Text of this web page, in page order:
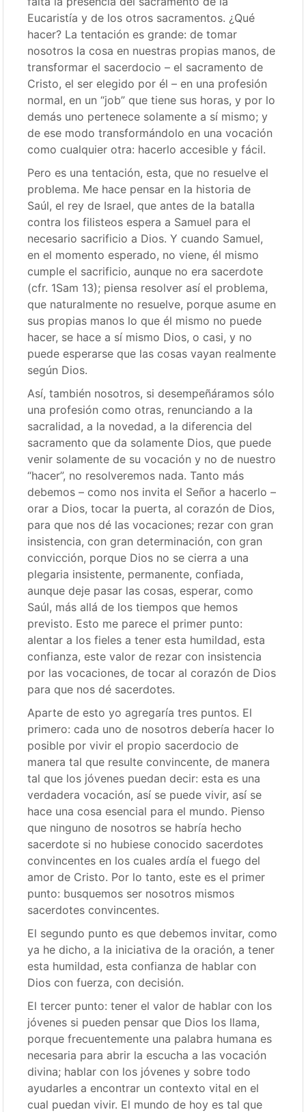
Eucaristía y de los otros sacramentos. ¿Qué
hacer? La tentación es grande: de tomar
nosotros la cosa en nuestras propias manos, de
transformar el sacerdocio – el sacramento de
Cristo, el ser elegido por él – en una profesión
normal, en un “job” que tiene sus horas, y por lo
demás uno pertenece solamente a sí mismo; y
de ese modo transformándolo en una vocación
como cualquier otra: hacerlo accesible y fácil.
Pero es una tentación, esta, que no resuelve el
problema. Me hace pensar en la historia de
Saúl, el rey de Israel, que antes de la batalla
contra los filisteos espera a Samuel para el
necesario sacrificio a Dios. Y cuando Samuel,
en el momento esperado, no viene, él mismo
cumple el sacrificio, aunque no era sacerdote
(cfr. 1Sam 13); piensa resolver así el problema,
que naturalmente no resuelve, porque asume en
sus propias manos lo que él mismo no puede
hacer, se hace a sí mismo Dios, o casi, y no
puede esperarse que las cosas vayan realmente
según Dios.
Así, también nosotros, si desempeñáramos sólo
una profesión como otras, renunciando a la
sacralidad, a la novedad, a la diferencia del
sacramento que da solamente Dios, que puede
venir solamente de su vocación y no de nuestro
“hacer”, no resolveremos nada. Tanto más
debemos – como nos invita el Señor a hacerlo –
orar a Dios, tocar la puerta, al corazón de Dios,
para que nos dé las vocaciones; rezar con gran
insistencia, con gran determinación, con gran
convicción, porque Dios no se cierra a una
plegaria insistente, permanente, confiada,
aunque deje pasar las cosas, esperar, como
Saúl, más allá de los tiempos que hemos
previsto. Esto me parece el primer punto:
alentar a los fieles a tener esta humildad, esta
confianza, este valor de rezar con insistencia
por las vocaciones, de tocar al corazón de Dios
para que nos dé sacerdotes.
Aparte de esto yo agregaría tres puntos. El
primero: cada uno de nosotros debería hacer lo
posible por vivir el propio sacerdocio de
manera tal que resulte convincente, de manera
tal que los jóvenes puedan decir: esta es una
verdadera vocación, así se puede vivir, así se
hace una cosa esencial para el mundo. Pienso
que ninguno de nosotros se habría hecho
sacerdote si no hubiese conocido sacerdotes
convincentes en los cuales ardía el fuego del
amor de Cristo. Por lo tanto, este es el primer
punto: busquemos ser nosotros mismos
sacerdotes convincentes.
El segundo punto es que debemos invitar, como
ya he dicho, a la iniciativa de la oración, a tener
esta humildad, esta confianza de hablar con
Dios con fuerza, con decisión.
El tercer punto: tener el valor de hablar con los
jóvenes si pueden pensar que Dios los llama,
porque frecuentemente una palabra humana es
necesaria para abrir la escucha a las vocación
divina; hablar con los jóvenes y sobre todo
ayudarles a encontrar un contexto vital en el
cual puedan vivir. El mundo de hoy es tal que